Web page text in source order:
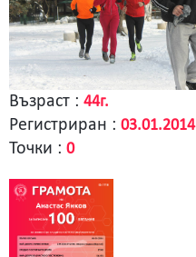
Възраст : 44г.
Регистриран : 03.01.2014
Точки : 0